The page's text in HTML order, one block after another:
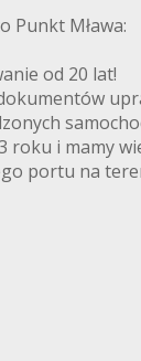
Punkt Mława:
od 20 lat!
roku i mamy
portu na